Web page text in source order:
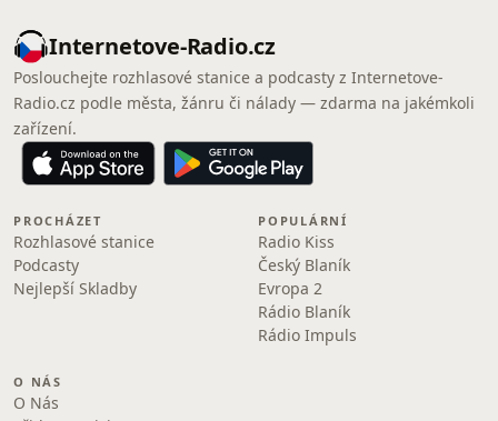
Internetove-Radio.cz
Poslouchejte rozhlasové stanice a podcasty z Internetove-
Radio.cz podle města, žánru či nálady — zdarma na jakémkoli
zařízení.
PROCHÁZET
Rozhlasové stanice
Podcasty
Nejlepší Skladby
POPULÁRNÍ
Radio Kiss
Český Blaník
Evropa 2
Rádio Blaník
Rádio Impuls
O NÁS
O Nás